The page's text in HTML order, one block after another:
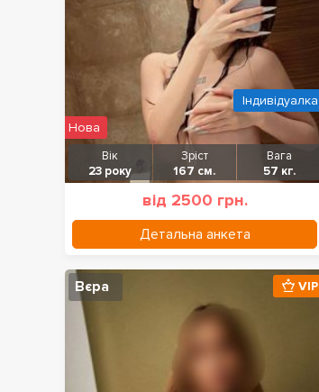
Вік
23 року
Зріст
167 см.
Вага
57 кг.
від 2500 грн.
Детальна анкета
Нова
Індивідуалка
Вєра VIP